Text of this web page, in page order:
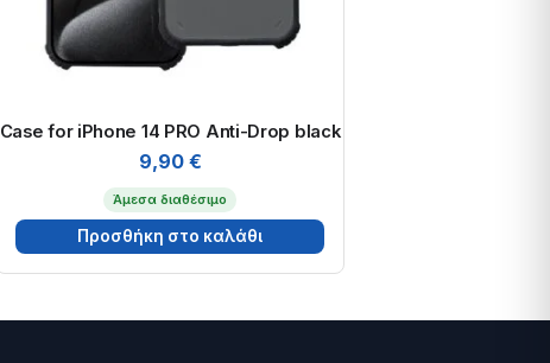
Case for iPhone 14 PRO Anti-Drop black
9,90 €
Άμεσα διαθέσιμο
Προσθήκη στο καλάθι